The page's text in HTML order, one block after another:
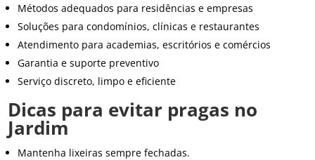
Métodos adequados para residências e empresas
Soluções para condomínios, clínicas e restaurantes
Atendimento para academias, escritórios e comércios
Garantia e suporte preventivo
Serviço discreto, limpo e eficiente
Dicas para evitar pragas no
Jardim
Mantenha lixeiras sempre fechadas.